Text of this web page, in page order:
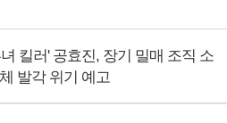
킬러' 공효진, 장기 밀매 조직 소
발각 위기 예고